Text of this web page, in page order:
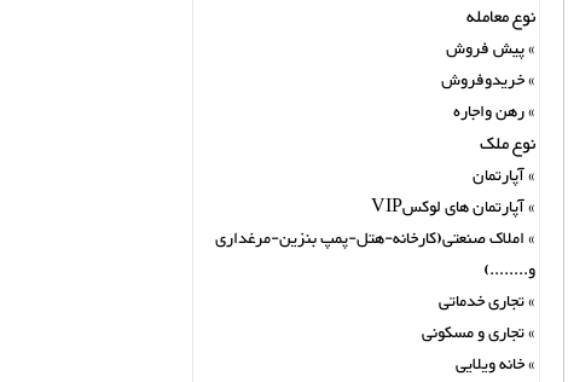
نوع معامله
پیش فروش
خریدوفروش
رهن واجاره
نوع ملک
آپارتمان
آپارتمان های لوکسVIP
املاک صنعتی(کارخانه-هتل-پمپ بنزین-مرغداری
و........)
تجاری خدماتی
تجاری و مسکونی
خانه ویلایی